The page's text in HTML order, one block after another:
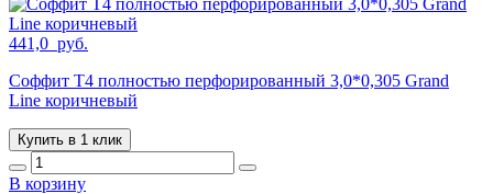
441,0 руб.
Соффит T4 полностью перфорированный 3,0*0,305 Grand
Line коричневый
Купить в 1 клик
В корзину